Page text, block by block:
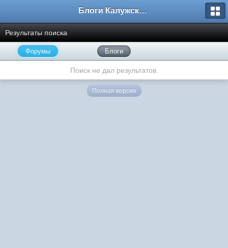
Блоги Калужского перекрестка
Результаты поиска
Форумы Блоги
Поиск не дал результатов.
Полная версия